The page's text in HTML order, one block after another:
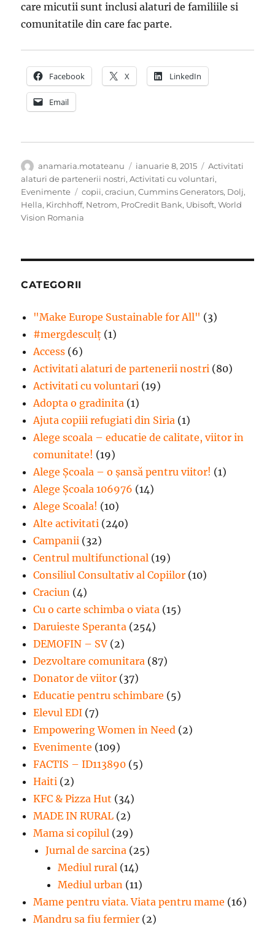
care micutii sunt inclusi alaturi de familiile si
comunitatile din care fac parte.
Facebook X LinkedIn
Email
Autor
anamaria.motateanu
Publicat
pe
ianuarie 8, 2015 Categorii
Activitati
alaturi de partenerii nostri,Activitati cu voluntari,
Evenimente
Etichete
copii,craciun,Cummins Generators, Dolj,
Hella, Kirchhoff, Netrom, ProCredit Bank, Ubisoft,World
Vision Romania
CATEGORII
"Make Europe Sustainable for All" (3)
#mergdesculţ (1)
Access (6)
Activitati alaturi de partenerii nostri (80)
Activitati cu voluntari (19)
Adopta o gradinita (1)
Ajuta copiii refugiati din Siria (1)
Alege scoala – educatie de calitate, viitor in
comunitate! (19)
Alege Şcoala – o şansă pentru viitor! (1)
Alege Școala 106976 (14)
Alege Scoala! (10)
Alte activitati (240)
Campanii (32)
Centrul multifunctional (19)
Consiliul Consultativ al Copiilor (10)
Craciun (4)
Cu o carte schimba o viata (15)
Daruieste Speranta (254)
DEMOFIN – SV (2)
Dezvoltare comunitara (87)
Donator de viitor (37)
Educatie pentru schimbare (5)
Elevul EDI (7)
Empowering Women in Need (2)
Evenimente (109)
FACTIS – ID113890 (5)
Haiti (2)
KFC & Pizza Hut (34)
MADE IN RURAL (2)
Mama si copilul (29)
Jurnal de sarcina (25)
Mediul rural (14)
Mediul urban (11)
Mame pentru viata. Viata pentru mame (16)
Mandru sa fiu fermier (2)